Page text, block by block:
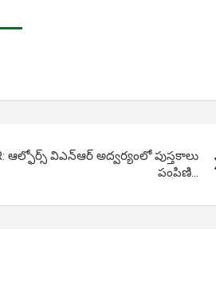
ఆల్ఫోర్స్ విఎన్ఆర్ అద్వర్యంలో పుస్తకాలు
పంపిణి…